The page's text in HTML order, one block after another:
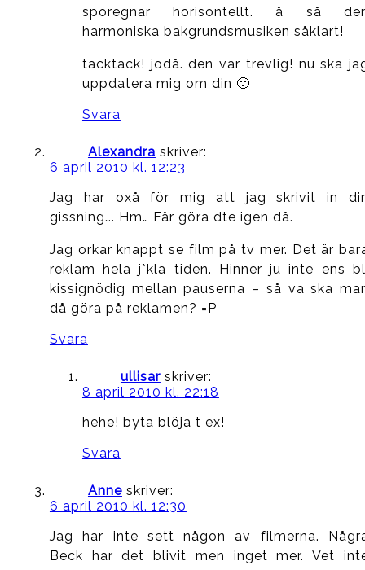
spöregnar horisontellt. å så
harmoniska bakgrundsmusiken såklart!
tacktack! jodå. den var trevlig! nu ska
uppdatera mig om din 🙂
Svara
Alexandra skriver:
6 april 2010 kl. 12:23
Jag har oxå för mig att jag skrivit in
gissning…. Hm… Får göra dte igen då.
Jag orkar knappt se film på tv mer. Det är
reklam hela j*kla tiden. Hinner ju inte ens
kissignödig mellan pauserna – så va ska
då göra på reklamen? =P
Svara
ullisar skriver:
8 april 2010 kl. 22:18
hehe! byta blöja t ex!
Svara
Anne skriver:
6 april 2010 kl. 12:30
Jag har inte sett någon av filmerna.
Beck har det blivit men inget mer. Vet